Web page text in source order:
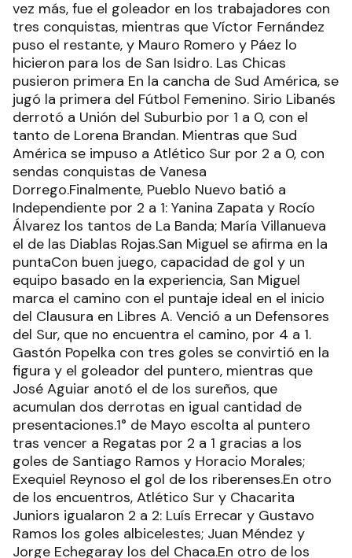
vez más, fue el goleador en los trabajadores con
tres conquistas, mientras que Víctor Fernández
puso el restante, y Mauro Romero y Páez lo
hicieron para los de San Isidro. Las Chicas
pusieron primera En la cancha de Sud América, se
jugó la primera del Fútbol Femenino. Sirio Libanés
derrotó a Unión del Suburbio por 1 a 0, con el
tanto de Lorena Brandan. Mientras que Sud
América se impuso a Atlético Sur por 2 a 0, con
sendas conquistas de Vanesa
Dorrego.Finalmente, Pueblo Nuevo batió a
Independiente por 2 a 1: Yanina Zapata y Rocío
Álvarez los tantos de La Banda; María Villanueva
el de las Diablas Rojas.San Miguel se afirma en la
puntaCon buen juego, capacidad de gol y un
equipo basado en la experiencia, San Miguel
marca el camino con el puntaje ideal en el inicio
del Clausura en Libres A. Venció a un Defensores
del Sur, que no encuentra el camino, por 4 a 1.
Gastón Popelka con tres goles se convirtió en la
figura y el goleador del puntero, mientras que
José Aguiar anotó el de los sureños, que
acumulan dos derrotas en igual cantidad de
presentaciones.1° de Mayo escolta al puntero
tras vencer a Regatas por 2 a 1 gracias a los
goles de Santiago Ramos y Horacio Morales;
Exequiel Reynoso el gol de los riberenses.En otro
de los encuentros, Atlético Sur y Chacarita
Juniors igualaron 2 a 2: Luís Errecar y Gustavo
Ramos los goles albicelestes; Juan Méndez y
Jorge Echegaray los del Chaca.En otro de los